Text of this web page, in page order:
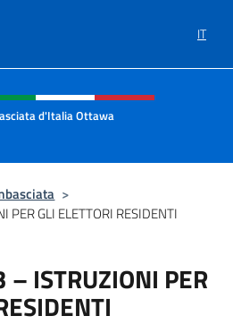
IT
social e menù
d'Italia Ottawa
>
GLI ELETTORI RESIDENTI
ISTRUZIONI PER